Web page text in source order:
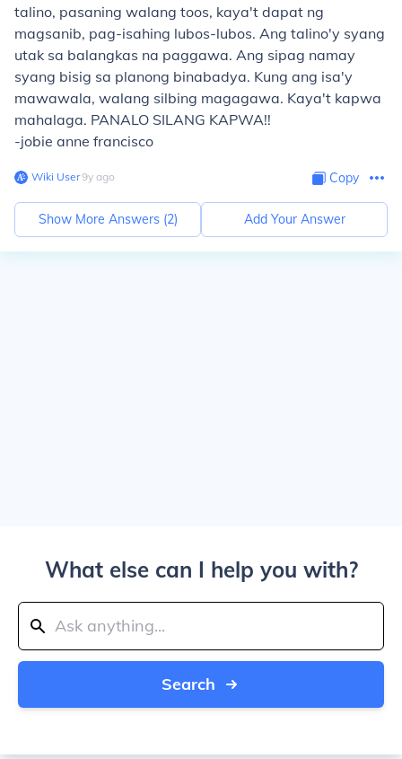
talino, pasaning walang toos, kaya't dapat ng
magsanib, pag-isahing lubos-lubos. Ang talino'y syang
utak sa balangkas na paggawa. Ang sipag namay
syang bisig sa planong binabadya. Kung ang isa'y
mawawala, walang silbing magagawa. Kaya't kapwa
mahalaga. PANALO SILANG KAPWA!!
-jobie anne francisco
Wiki User∙9y ago Copy
Show More Answers (2) Add Your Answer
What else can I help you with?
Search